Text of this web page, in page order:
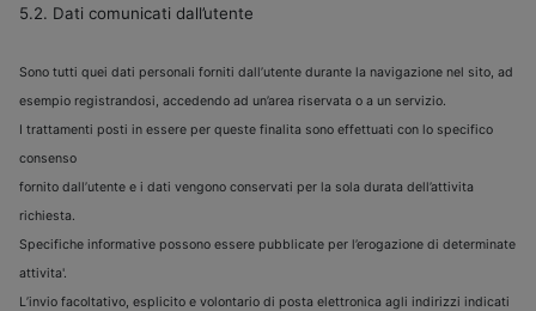
5.2. Dati comunicati dall’utente
Sono tutti quei dati personali forniti dall’utente durante la navigazione nel sito, ad
esempio registrandosi, accedendo ad un’area riservata o a un servizio.
I trattamenti posti in essere per queste finalita sono effettuati con lo specifico
consenso
fornito dall’utente e i dati vengono conservati per la sola durata dell’attivita
richiesta.
Specifiche informative possono essere pubblicate per l’erogazione di determinate
attivita'.
L’invio facoltativo, esplicito e volontario di posta elettronica agli indirizzi indicati